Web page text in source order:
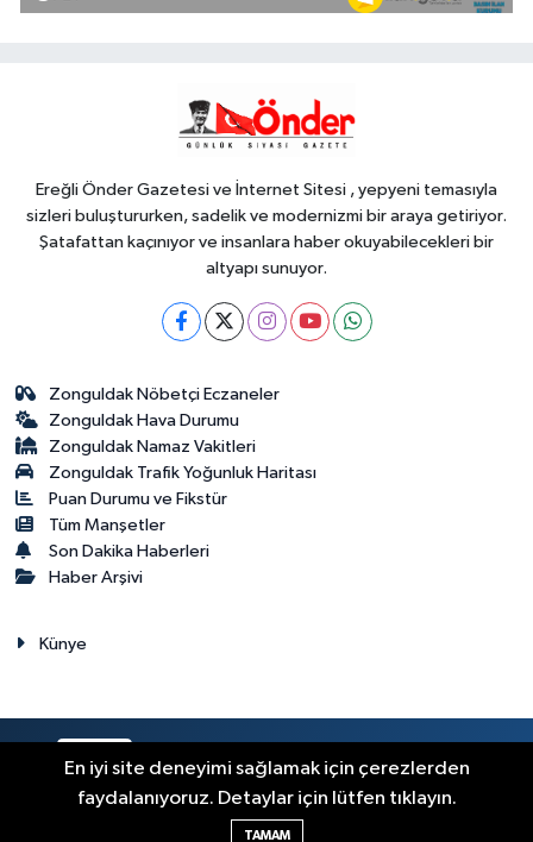
11:45
atölyelerle aşılıyor
Ereğli Önder Gazetesi ve İnternet Sitesi , yepyeni temasıyla
sizleri buluştururken, sadelik ve modernizmi bir araya getiriyor.
Şatafattan kaçınıyor ve insanlara haber okuyabilecekleri bir
altyapı sunuyor.
Zonguldak Nöbetçi Eczaneler
Zonguldak Hava Durumu
Zonguldak Namaz Vakitleri
Zonguldak Trafik Yoğunluk Haritası
Puan Durumu ve Fikstür
Tüm Manşetler
Son Dakika Haberleri
Haber Arşivi
Künye
RSS Copyright © 2023. Her hakkı saklıdır.
Haber Yazılımı:
En iyi site deneyimi sağlamak için çerezlerden
faydalanıyoruz. Detaylar için lütfen tıklayın.
TAMAM